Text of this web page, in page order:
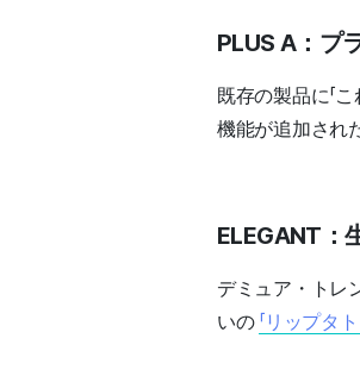
PLUS A：プ
既存の製品に「
機能が追加され
ELEGANT：
デミュア・トレ
いの 「リップタト